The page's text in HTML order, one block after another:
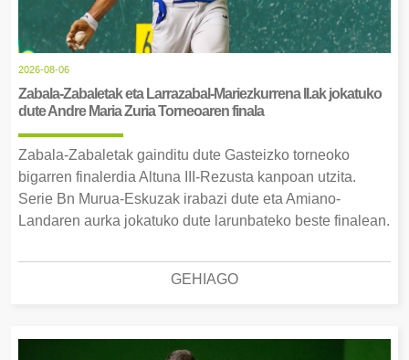
2026-08-06
Zabala-Zabaletak eta Larrazabal-Mariezkurrena II.ak jokatuko
dute Andre Maria Zuria Torneoaren finala
Zabala-Zabaletak gainditu dute Gasteizko torneoko
bigarren finalerdia Altuna III-Rezusta kanpoan utzita.
Serie Bn Murua-Eskuzak irabazi dute eta Amiano-
Landaren aurka jokatuko dute larunbateko beste finalean.
GEHIAGO